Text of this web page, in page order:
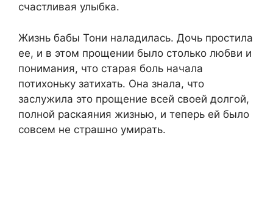
счастливая улыбка.
Жизнь бабы Тони наладилась. Дочь простила
ее, и в этом прощении было столько любви и
понимания, что старая боль начала
потихоньку затихать. Она знала, что
заслужила это прощение всей своей долгой,
полной раскаяния жизнью, и теперь ей было
совсем не страшно умирать.